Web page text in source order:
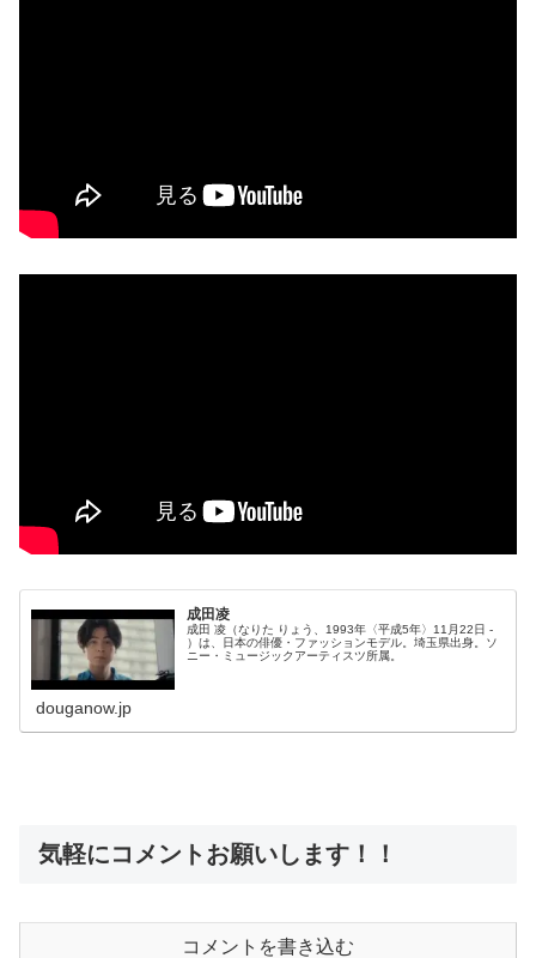
成田凌
成田 凌（なりた りょう、1993年〈平成5年〉11月22日 -
）は、日本の俳優・ファッションモデル。埼玉県出身。ソ
ニー・ミュージックアーティスツ所属。
douganow.jp
気軽にコメントお願いします！！
コメントを書き込む